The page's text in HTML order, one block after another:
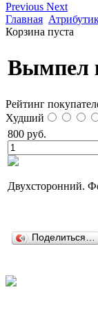
Previous Next
Главная
Корзина пуста
Вымпел
Рейтинг
Худший
800 руб.
Двухсторонний.
Поделиться…